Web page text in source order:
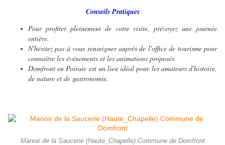
Conseils Pratiques
Pour profiter pleinement de votre visite, prévoyez une journée
entière.
N'hésitez pas à vous renseigner auprès de l'office de tourisme pour
connaître les événements et les animations proposés.
Domfront en Poiraie est un lieu idéal pour les amateurs d'histoire,
de nature et de gastronomie.
Manoir de la Saucerie (Haute_Chapelle) Commune de Domfront